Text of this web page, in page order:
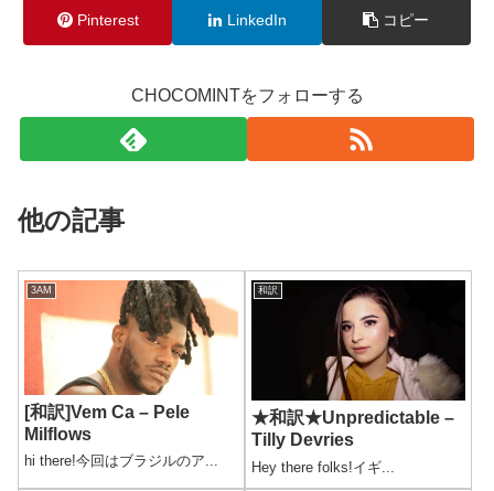
Pinterest LinkedIn コピー
CHOCOMINTをフォローする
他の記事
3AM
[和訳]Vem Ca – Pele
Milflows
hi there!今回はブラジルのア...
和訳
★和訳★Unpredictable –
Tilly Devries
Hey there folks!イギ...